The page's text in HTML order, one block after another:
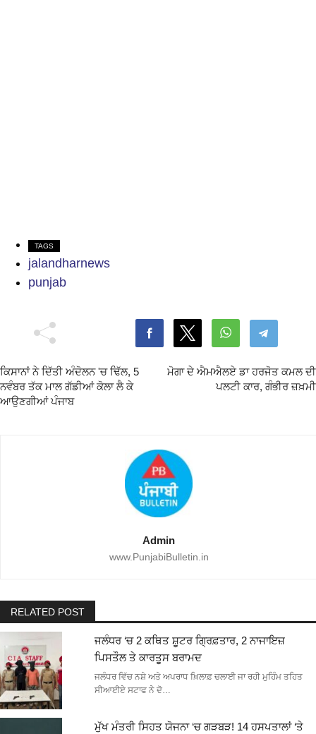
TAGS
jalandharnews
punjab
ਕਿਸਾਨਾਂ ਨੇ ਦਿੱਤੀ ਅੰਦੋਲਨ 'ਚ ਢਿੱਲ, 5
ਨਵੰਬਰ ਤੱਕ ਮਾਲ ਗੱਡੀਆਂ ਕੋਲਾ ਲੈ ਕੇ
ਆਉਣਗੀਆਂ ਪੰਜਾਬ
ਮੋਗਾ ਦੇ ਐਮਐਲਏ ਡਾ ਹਰਜੋਤ ਕਮਲ ਦੀ
ਪਲਟੀ ਕਾਰ, ਗੰਭੀਰ ਜ਼ਖ਼ਮੀ
Admin
www.PunjabiBulletin.in
RELATED POST
ਜਲੰਧਰ ‘ਚ 2 ਕਥਿਤ ਸ਼ੂਟਰ ਗ੍ਰਿਫ਼ਤਾਰ, 2 ਨਾਜਾਇਜ਼
ਪਿਸਤੌਲ ਤੇ ਕਾਰਤੂਸ ਬਰਾਮਦ
ਜਲੰਧਰ ਵਿੱਚ ਨਸ਼ੇ ਅਤੇ ਅਪਰਾਧ ਖ਼ਿਲਾਫ਼ ਚਲਾਈ ਜਾ ਰਹੀ ਮੁਹਿੰਮ ਤਹਿਤ
ਸੀਆਈਏ ਸਟਾਫ ਨੇ ਦੋ…
ਮੁੱਖ ਮੰਤਰੀ ਸਿਹਤ ਯੋਜਨਾ ‘ਚ ਗੜਬੜ! 14 ਹਸਪਤਾਲਾਂ ‘ਤੇ